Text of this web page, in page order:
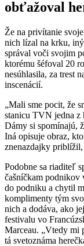
obťažoval
Že na privítanie
nich lízal na krku,
správal voči svojim
ktorému šéfoval 20
nesúhlasila, za trest
inscenácií.
„Mali sme pocit, že
stanicu TVN jedna z
Dámy si spomínajú,
Iná opisuje obraz,
znenazdajky
Podobne sa riaditeľ
čašníčkam podnikov
do podniku a chytil
komplimenty tým
nich a dodáva, ako
festivalu vo
Marceau. „Vtedy mi
tá svetoznáma